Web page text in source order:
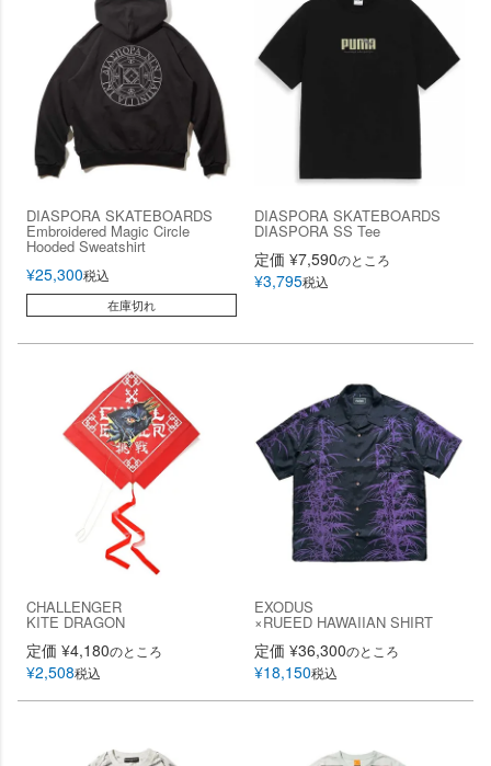
DIASPORA SKATEBOARDS
Embroidered Magic Circle
Hooded Sweatshirt
¥25,300税込
在庫切れ
DIASPORA SKATEBOARDS
DIASPORA SS Tee
定価 ¥7,590のところ
¥3,795税込
CHALLENGER
KITE DRAGON
定価 ¥4,180のところ
¥2,508税込
EXODUS
×RUEED HAWAIIAN SHIRT
定価 ¥36,300のところ
¥18,150税込